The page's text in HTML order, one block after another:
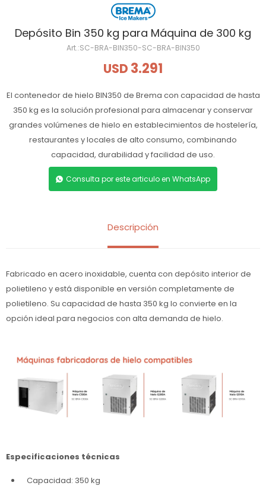
Depósito Bin 350 kg para Máquina de 300 kg
SC-BRA-BIN350-SC-BRA-BIN350
USD 3.291
El contenedor de hielo BIN350 de Brema con capacidad de hasta
350 kg es la solución profesional para almacenar y conservar
grandes volúmenes de hielo en establecimientos de hostelería,
restaurantes y locales de alto consumo, combinando
capacidad, durabilidad y facilidad de uso.
Consulta por este articulo en WhatsApp
Descripción
Fabricado en acero inoxidable, cuenta con depósito interior de
polietileno y está disponible en versión completamente de
polietileno. Su capacidad de hasta 350 kg lo convierte en la
opción ideal para negocios con alta demanda de hielo.
Especificaciones técnicas
Capacidad: 350 kg